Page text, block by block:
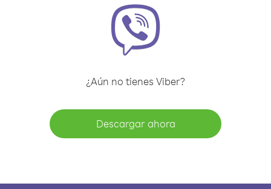
¿Aún no tienes Viber?
Descargar ahora